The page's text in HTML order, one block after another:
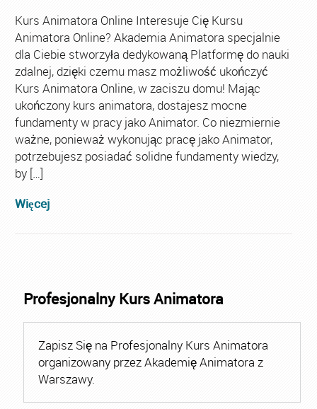
Kurs Animatora Online Interesuje Cię Kursu
Animatora Online? Akademia Animatora specjalnie
dla Ciebie stworzyła dedykowaną Platformę do nauki
zdalnej, dzięki czemu masz możliwość ukończyć
Kurs Animatora Online, w zaciszu domu! Mając
ukończony kurs animatora, dostajesz mocne
fundamenty w pracy jako Animator. Co niezmiernie
ważne, ponieważ wykonując pracę jako Animator,
potrzebujesz posiadać solidne fundamenty wiedzy,
by […]
Więcej
Profesjonalny Kurs Animatora
Zapisz Się na Profesjonalny Kurs Animatora
organizowany przez Akademię Animatora z
Warszawy.